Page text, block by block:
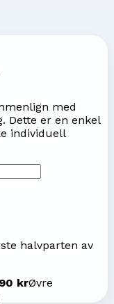
med
. Dette er en enkel
individuell
halvparten av
krØvre